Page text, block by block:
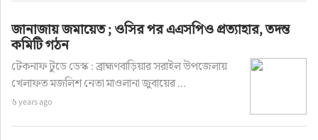
জানাজায় জমায়েত ; ওসির পর এএসপিও প্রত্যাহার, তদন্ত
কমিটি গঠন
টেকনাফ টুডে ডেস্ক : ব্রাহ্মণবাড়িয়ার সরাইল উপজেলায়
খেলাফত মজলিশ নেতা মাওলানা জুবায়ের ...
৬ years ago